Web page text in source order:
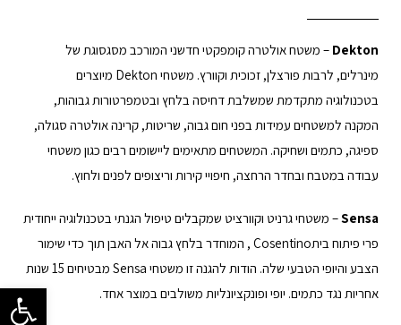
פתח
Dekton – משטח אולטרה קומפקטי חדשני המורכב מסגסוגת של
מינרלים, לרבות פורצלן, זכוכית וקוורץ. משטחי Dekton מיוצרים
בטכנולוגיה מתקדמת שמשלבת דחיסה בלחץ ובטמפרטורות גבוהות,
המקנה למשטחים עמידות בפני חום גבוה, שריטות, קרינה אולטרה סגולה,
ספיגה, כתמים ושחיקה. המשטחים מתאימים ליישומים רבים כגון משטחי
עבודה במטבח ובחדר הרחצה, חיפויי קירות וריצופים לפנים ולחוץ.
Sensa– משטחי גרניט וקוורציט שמקבלים טיפול הגנתי בטכנולוגיה ייחודית
פרי פיתוח ביתCosentino , המוחדר בלחץ גבוה אל האבן תוך כדי שימור
הצבע והיופי הטבעי שלה. הודות להגנה זו משטחי Sensa מבטיחים 15 שנות
אחריות נגד כתמים. יופי ופונקציונליות משולבים במוצר אחד.